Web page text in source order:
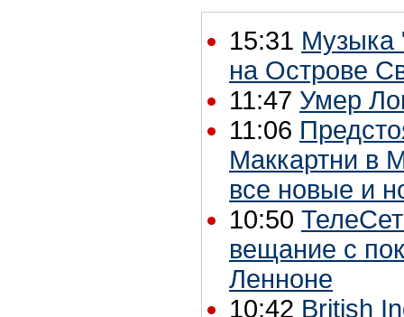
15:31 Музыка
на Острове
11:47 Умер
11:06
Маккартни в
все новые и
10:50
вещание с
Ленноне
10:42 British